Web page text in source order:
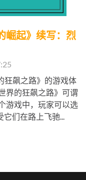
崛起》续写：烈
飙之路》的游戏体
界的狂飙之路》可谓
游戏中，玩家可以选
们在路上飞驰...